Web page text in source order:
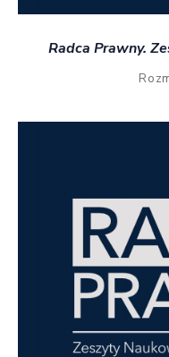
Radca Prawny.